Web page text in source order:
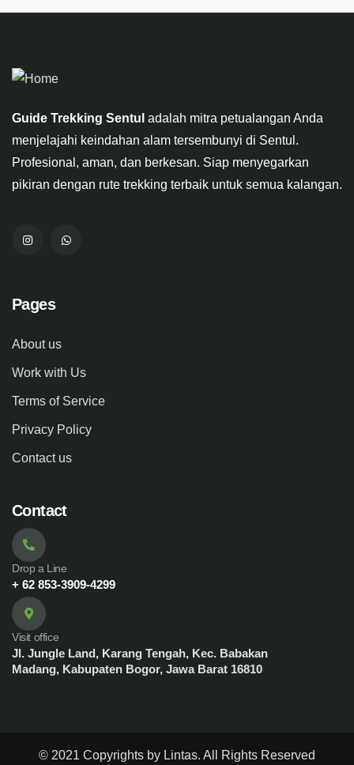
Guide Trekking Sentul adalah mitra petualangan Anda
menjelajahi keindahan alam tersembunyi di Sentul.
Profesional, aman, dan berkesan. Siap menyegarkan
pikiran dengan rute trekking terbaik untuk semua kalangan.
Pages
About us
Work with Us
Terms of Service
Privacy Policy
Contact us
Contact
Drop a Line
+ 62 853-3909-4299
Visit office
Jl. Jungle Land, Karang Tengah, Kec. Babakan
Madang, Kabupaten Bogor, Jawa Barat 16810
© 2021 Copyrights by Lintas. All Rights Reserved